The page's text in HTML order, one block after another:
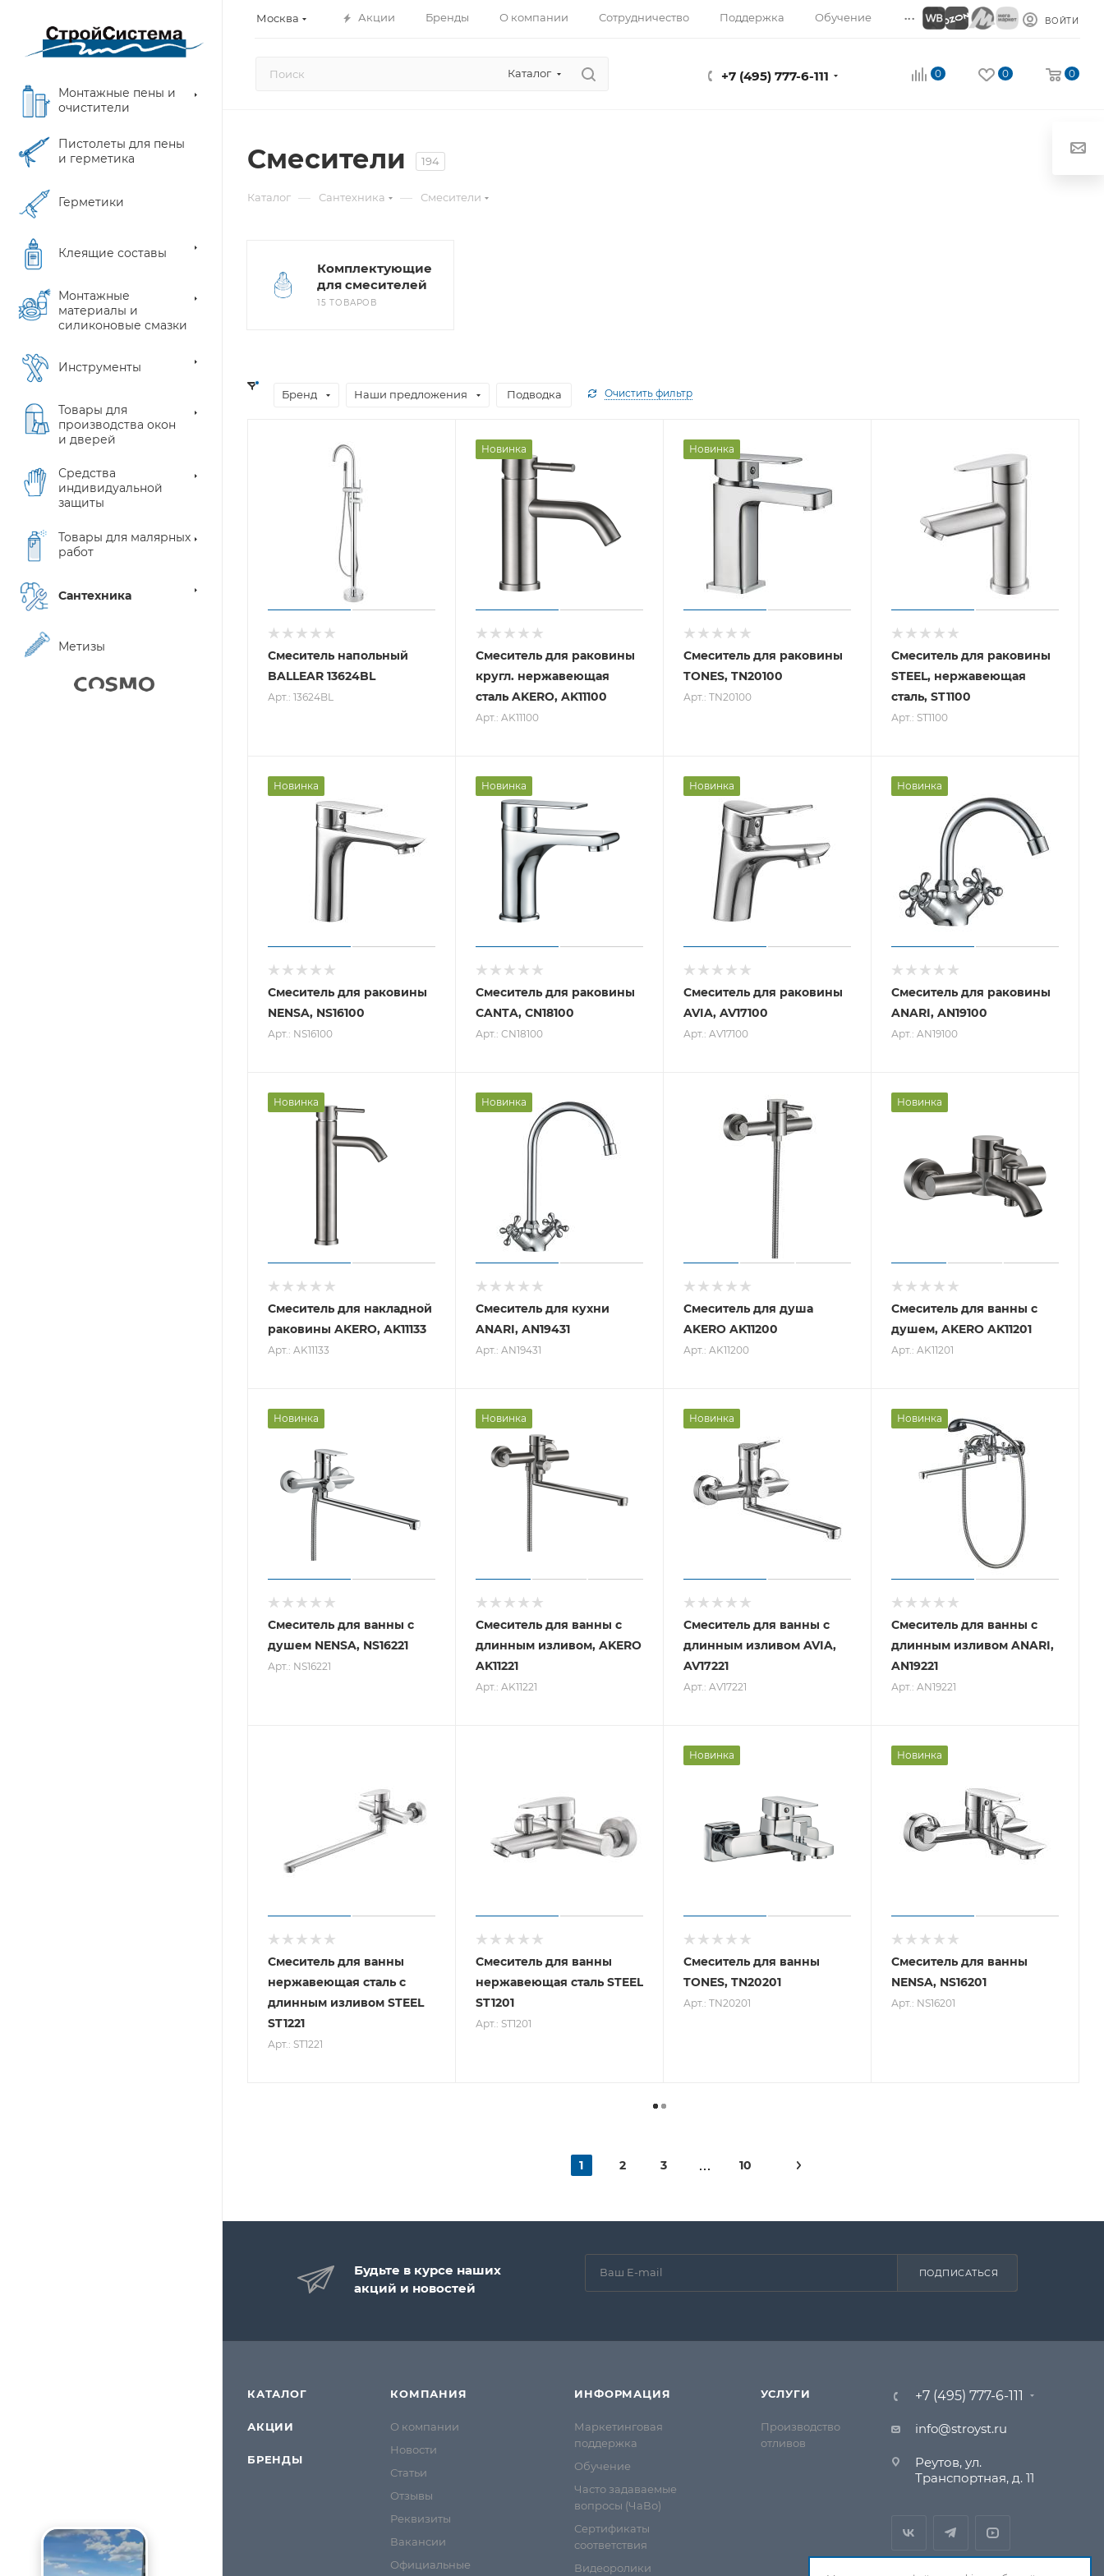
Москва Акции Бренды О компании Сотрудничество Поддержка Обучение ... ВОЙТИ
Каталог +7 (495) 777-6-111 0 0 0
Монтажные пены и
очистители
Пистолеты для пены
и герметика
Герметики
Клеящие составы
Монтажные
материалы и
силиконовые смазки
Инструменты
Товары для
производства окон
и дверей
Средства
индивидуальной
защиты
Товары для малярных
работ
Сантехника
Метизы
Смесители 194
Каталог — Сантехника — Смесители
Комплектующие
для смесителей
15 ТОВАРОВ
Бренд Наши предложения Подводка Очистить фильтр
Смеситель напольный
BALLEAR 13624BL
Арт.: 13624BL
Новинка
Смеситель для раковины
кругл. нержавеющая
сталь AKERO, AK11100
Арт.: AK11100
Новинка
Смеситель для раковины
TONES, TN20100
Арт.: TN20100
Смеситель для раковины
STEEL, нержавеющая
сталь, ST1100
Арт.: ST1100
Новинка
Смеситель для раковины
NENSA, NS16100
Арт.: NS16100
Новинка
Смеситель для раковины
CANTA, CN18100
Арт.: CN18100
Новинка
Смеситель для раковины
AVIA, AV17100
Арт.: AV17100
Новинка
Смеситель для раковины
ANARI, AN19100
Арт.: AN19100
Новинка
Смеситель для накладной
раковины AKERO, AK11133
Арт.: AK11133
Новинка
Смеситель для кухни
ANARI, AN19431
Арт.: AN19431
Смеситель для душа
AKERO AK11200
Арт.: AK11200
Новинка
Смеситель для ванны с
душем, AKERO AK11201
Арт.: AK11201
Новинка
Смеситель для ванны с
душем NENSA, NS16221
Арт.: NS16221
Новинка
Смеситель для ванны с
длинным изливом, AKERO
AK11221
Арт.: AK11221
Новинка
Смеситель для ванны с
длинным изливом AVIA,
AV17221
Арт.: AV17221
Новинка
Смеситель для ванны с
длинным изливом ANARI,
AN19221
Арт.: AN19221
Смеситель для ванны
нержавеющая сталь с
длинным изливом STEEL
ST1221
Арт.: ST1221
Смеситель для ванны
нержавеющая сталь STEEL
ST1201
Арт.: ST1201
Новинка
Смеситель для ванны
TONES, TN20201
Арт.: TN20201
Новинка
Смеситель для ванны
NENSA, NS16201
Арт.: NS16201
1 2 3 10
Будьте в курсе наших
акций и новостей
ПОДПИСАТЬСЯ
КАТАЛОГ
АКЦИИ
БРЕНДЫ
КОМПАНИЯ
О компании
Новости
Статьи
Отзывы
Реквизиты
Вакансии
Официальные
ИНФОРМАЦИЯ
Маркетинговая
поддержка
Обучение
Часто задаваемые
вопросы (ЧаВо)
Сертификаты
соответствия
Видеоролики
УСЛУГИ
Производство
отливов
+7 (495) 777-6-111
info@stroyst.ru
Реутов, ул.
Транспортная, д. 11